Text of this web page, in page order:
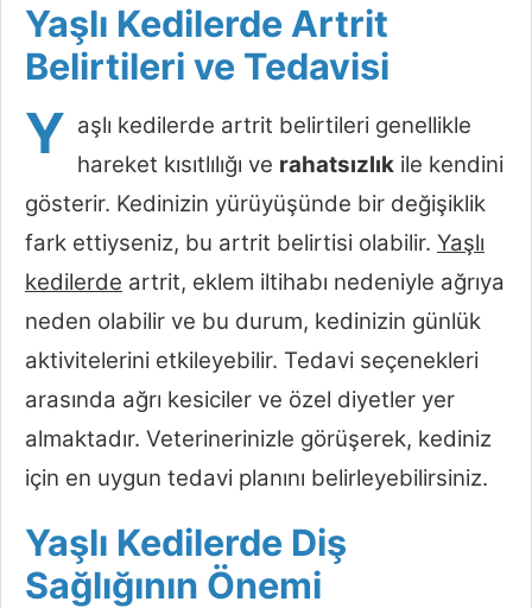
Yaşlı Kedilerde Artrit
Belirtileri ve Tedavisi
Y aşlı kedilerde artrit belirtileri genellikle
hareket kısıtlılığı ve rahatsızlık ile kendini
gösterir. Kedinizin yürüyüşünde bir değişiklik
fark ettiyseniz, bu artrit belirtisi olabilir. Yaşlı
kedilerde artrit, eklem iltihabı nedeniyle ağrıya
neden olabilir ve bu durum, kedinizin günlük
aktivitelerini etkileyebilir. Tedavi seçenekleri
arasında ağrı kesiciler ve özel diyetler yer
almaktadır. Veterinerinizle görüşerek, kediniz
için en uygun tedavi planını belirleyebilirsiniz.
Yaşlı Kedilerde Diş
Sağlığının Önemi